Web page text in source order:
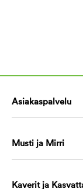
Asiakaspalvelu
Musti ja Mirri
Kaverit ja